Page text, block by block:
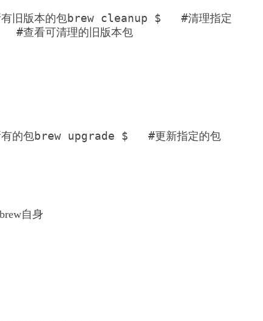
本的包brew cleanup $
   #清理指定
看可清理的旧版本包
包brew upgrade $
   #更新指定的包
自身